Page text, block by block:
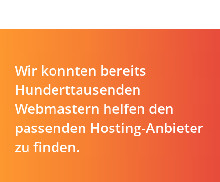
Wir konnten bereits
Hunderttausenden
Webmastern helfen den
passenden Hosting-Anbieter
zu finden.